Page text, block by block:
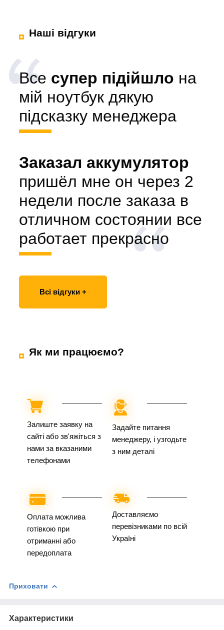
Наші відгуки
Все супер підійшло на
мій ноутбук дякую
підсказку менеджера
Заказал аккумулятор
пришёл мне он через 2
недели после заказа в
отличном состоянии все
работает прекрасно
Всі відгуки +
Як ми працюємо?
Залиште заявку на
сайті або зв'яжіться з
нами за вказаними
телефонами
Задайте питання
менеджеру, і узгодьте
з ним деталі
Оплата можлива
готівкою при
отриманні або
передоплата
Доставляємо
перевізниками по всій
Україні
Приховати
Характеристики